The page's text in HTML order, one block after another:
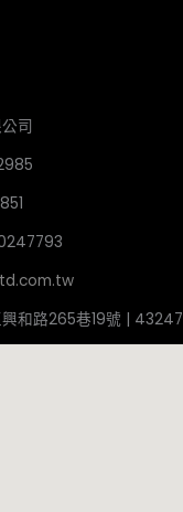
司
和路265巷19號 | 43247